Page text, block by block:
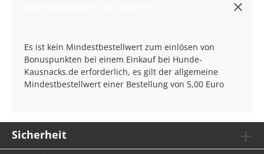
Es ist kein Mindestbestellwert zum einlösen von
Bonuspunkten bei einem Einkauf bei Hunde-
Kausnacks.de erforderlich, es gilt der allgemeine
Mindestbestellwert einer Bestellung von 5,00 Euro
Sicherheit